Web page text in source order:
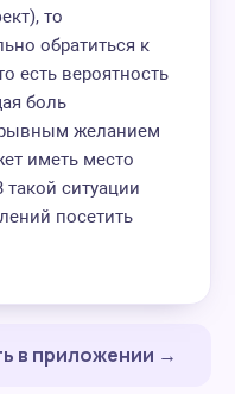
то
обратиться к
есть вероятность
боль
желанием
иметь место
ситуации
посетить
в приложении →